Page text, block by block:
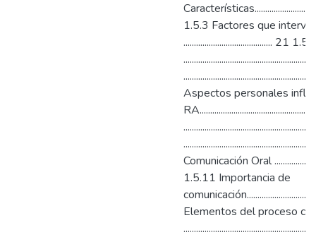
1.5.3 Factores que
.......................................... 21
Aspectos personales
Comunicación Oral
1.5.11 Importancia de
Elementos del proceso